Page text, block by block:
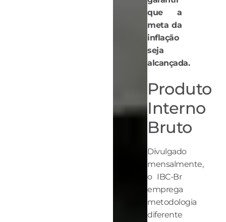
que a
meta da
inflação
seja
alcançada.
Produto
Interno
Bruto
Divulgado
mensalmente,
o IBC-Br
emprega
metodologia
diferente